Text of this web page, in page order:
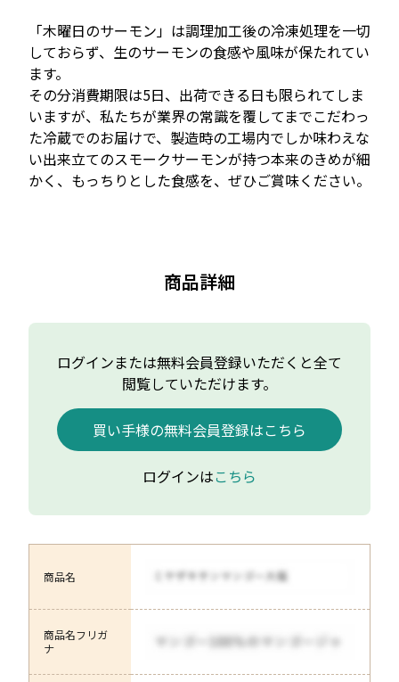
「木曜日のサーモン」は調理加工後の冷凍処理を一切
しておらず、生のサーモンの食感や風味が保たれてい
ます。
その分消費期限は5日、出荷できる日も限られてしま
いますが、私たちが業界の常識を覆してまでこだわっ
た冷蔵でのお届けで、製造時の工場内でしか味わえな
い出来立てのスモークサーモンが持つ本来のきめが細
かく、もっちりとした食感を、ぜひご賞味ください。
商品詳細
ログインまたは無料会員登録いただくと全て
閲覧していただけます。
買い手様の無料会員登録はこちら
ログインはこちら
商品名
商品名フリガ
ナ